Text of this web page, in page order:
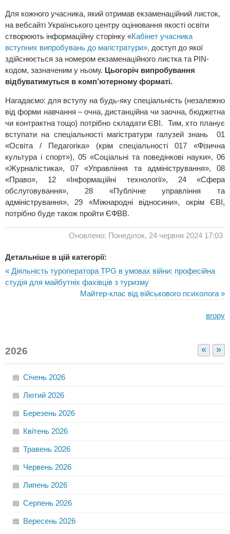
Для кожного учасника, який отримав екзаменаційний листок,
на вебсайті Українського центру оцінювання якості освіти
створюють інформаційну сторінку «Кабінет учасника
вступних випробувань до магістратури», доступ до якої
здійснюється за номером екзаменаційного листка та РIN-
кодом, зазначеним у ньому. Цьогоріч випробування
відбуватимуться в комп’ютерному форматі.
Нагадаємо: для вступу на будь-яку спеціальність (незалежно
від форми навчання – очна, дистанційна чи заочна, бюджетна
чи контрактна тощо) потрібно складати ЄВІ. Тим, хто планує
вступати на спеціальності магістратури галузей знань 01
«Освіта / Педагогіка» (крім спеціальності 017 «Фізична
культура і спорт»), 05 «Соціальні та поведінкові науки», 06
«Журналістика», 07 «Управління та адміністрування», 08
«Право», 12 «Інформаційні технології», 24 «Сфера
обслуговування», 28 «Публічне управління та
адміністрування», 29 «Міжнародні відносини», окрім ЄВІ,
потрібно буде також пройти ЄФВВ.
Оновлено: Понеділок, 24 червня 2024 17:03
Детальніше в цій категорії:
« Діяльність туроператора TPG в умовах війни: професійна
студія для майбутніх фахівців з туризму
Майтер-клас від військового психолога »
вгору
« »
2026
Січень 2026
Лютий 2026
Березень 2026
Квітень 2026
Травень 2026
Червень 2026
Липень 2026
Серпень 2026
Вересень 2026